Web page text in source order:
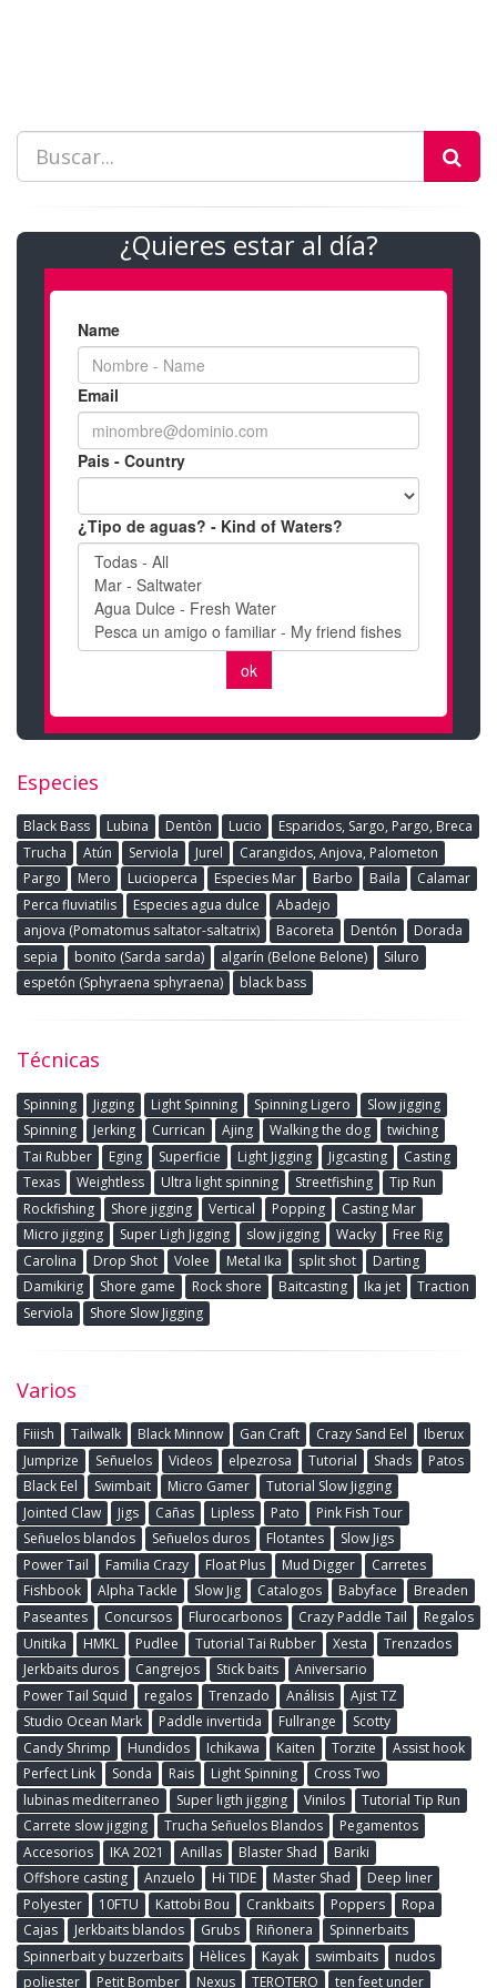
¿Quieres estar al día?
Especies
Black Bass Lubina Dentòn Lucio
Esparidos, Sargo, Pargo, Breca
Trucha
Atún Serviola Jurel
Carangidos, Anjova, Palometon
Pargo
Mero Lucioperca Especies Mar Barbo Baila
Calamar
Perca fluviatilis
Especies agua dulce
Abadejo
anjova (Pomatomus saltator-saltatrix)
Bacoreta Dentón
Dorada
sepia
bonito (Sarda sarda) algarín (Belone Belone)
Siluro
espetón (Sphyraena sphyraena)
black bass
Técnicas
Spinning Jigging Light Spinning Spinning Ligero
Slow jigging
Spinning
Jerking Currican Ajing Walking the dog
twiching
Tai Rubber
Eging Superficie Light Jigging Jigcasting
Casting
Texas
Weightless Ultra light spinning Streetfishing
Tip Run
Rockfishing
Shore jigging Vertical Popping
Casting Mar
Micro jigging
Super Ligh Jigging slow jigging Wacky
Free Rig
Carolina
Drop Shot Volee Metal Ika split shot
Darting
Damikirig
Shore game Rock shore Baitcasting Ika jet
Traction
Serviola
Shore Slow Jigging
Varios
Fiiish Tailwalk Black Minnow Gan Craft Crazy Sand Eel
Iberux
Jumprize
Señuelos Videos elpezrosa Tutorial Shads
Patos
Black Eel
Swimbait Micro Gamer
Tutorial Slow Jigging
Jointed Claw
Jigs Cañas Lipless Pato
Pink Fish Tour
Señuelos blandos
Señuelos duros Flotantes
Slow Jigs
Power Tail
Familia Crazy Float Plus Mud Digger
Carretes
Fishbook
Alpha Tackle Slow Jig Catalogos Babyface
Breaden
Paseantes
Concursos Flurocarbonos Crazy Paddle Tail
Regalos
Unitika
HMKL Pudlee Tutorial Tai Rubber Xesta
Trenzados
Jerkbaits duros
Cangrejos Stick baits
Aniversario
Power Tail Squid
regalos Trenzado Análisis
Ajist TZ
Studio Ocean Mark
Paddle invertida Fullrange
Scotty
Candy Shrimp
Hundidos Ichikawa Kaiten Torzite
Assist hook
Perfect Link
Sonda Rais Light Spinning
Cross Two
lubinas mediterraneo
Super ligth jigging Vinilos
Tutorial Tip Run
Carrete slow jigging
Trucha Señuelos Blandos
Pegamentos
Accesorios
IKA 2021 Anillas Blaster Shad
Bariki
Offshore casting
Anzuelo Hi TIDE Master Shad
Deep liner
Polyester
10FTU Kattobi Bou Crankbaits Poppers
Ropa
Cajas
Jerkbaits blandos Grubs Riñonera
Spinnerbaits
Spinnerbait y buzzerbaits
Hèlices Kayak swimbaits
nudos
poliester
Petit Bomber Nexus TEROTERO
ten feet under